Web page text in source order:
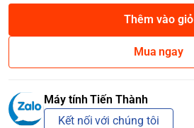
Thêm vào giỏ
Mua ngay
Máy tính Tiến Thành
Kết nối với chúng tôi